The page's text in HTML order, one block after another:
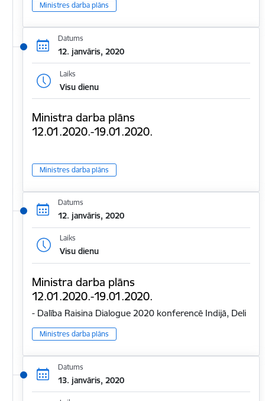
Ministres darba plāns
Datums
12. janvāris, 2020
Laiks
Visu dienu
Ministra darba plāns
12.01.2020.-19.01.2020.
Ministres darba plāns
Datums
12. janvāris, 2020
Laiks
Visu dienu
Ministra darba plāns
12.01.2020.-19.01.2020.
- Dalība Raisina Dialogue 2020 konferencē Indijā, Deli
Ministres darba plāns
Datums
13. janvāris, 2020